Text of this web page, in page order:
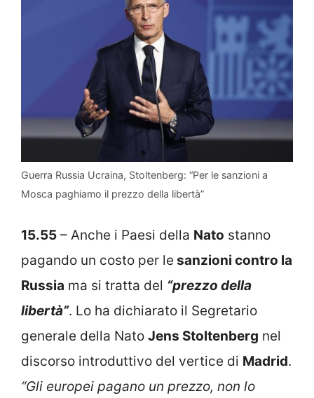
Guerra Russia Ucraina, Stoltenberg: “Per le sanzioni a
Mosca paghiamo il prezzo della libertà”
15.55 – Anche i Paesi della Nato stanno
pagando un costo per le sanzioni contro la
Russia ma si tratta del “prezzo della
libertà”. Lo ha dichiarato il Segretario
generale della Nato Jens Stoltenberg nel
discorso introduttivo del vertice di Madrid.
“Gli europei pagano un prezzo, non lo